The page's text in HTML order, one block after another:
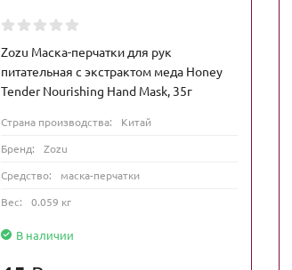
Zozu Маска-перчатки для рук
питательная с экстрактом меда Honey
Tender Nourishing Hand Mask, 35г
Страна производства:
Китай
Бренд:
Zozu
Средство:
маска-перчатки
Вес:
0.059 кг
В наличии